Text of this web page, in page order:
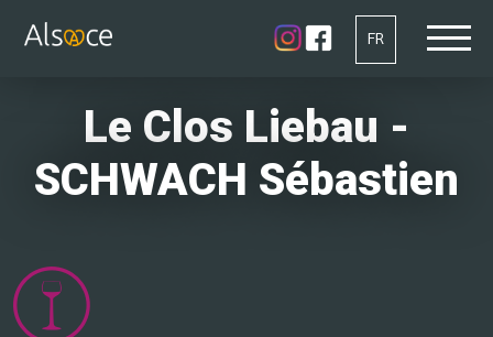
FR
Le Clos Liebau -
SCHWACH Sébastien